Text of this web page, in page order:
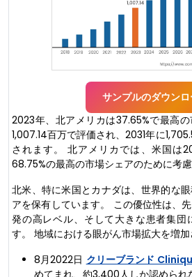
サンプルのダウンロ
2023年、北アメリカは37.65%で最高
1,007.14百万で評価され、2031年に
されます。 北アメリカでは、米国は
68.75%の最高の市場シェアのために考慮
北米、特に米国とカナダは、世界的な
アを保有しています。 この優位性は、
発の高レベル、そして大きな患者集団
す。 地域における眼がん市場拡大を増加
8月2022日 クリーブランド
めてまれ、約3,400人しか認められ